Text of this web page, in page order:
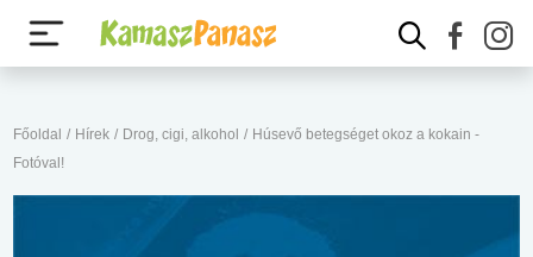
Főoldal / Hírek / Drog, cigi, alkohol / Húsevő betegséget okoz a kokain -
Fotóval!